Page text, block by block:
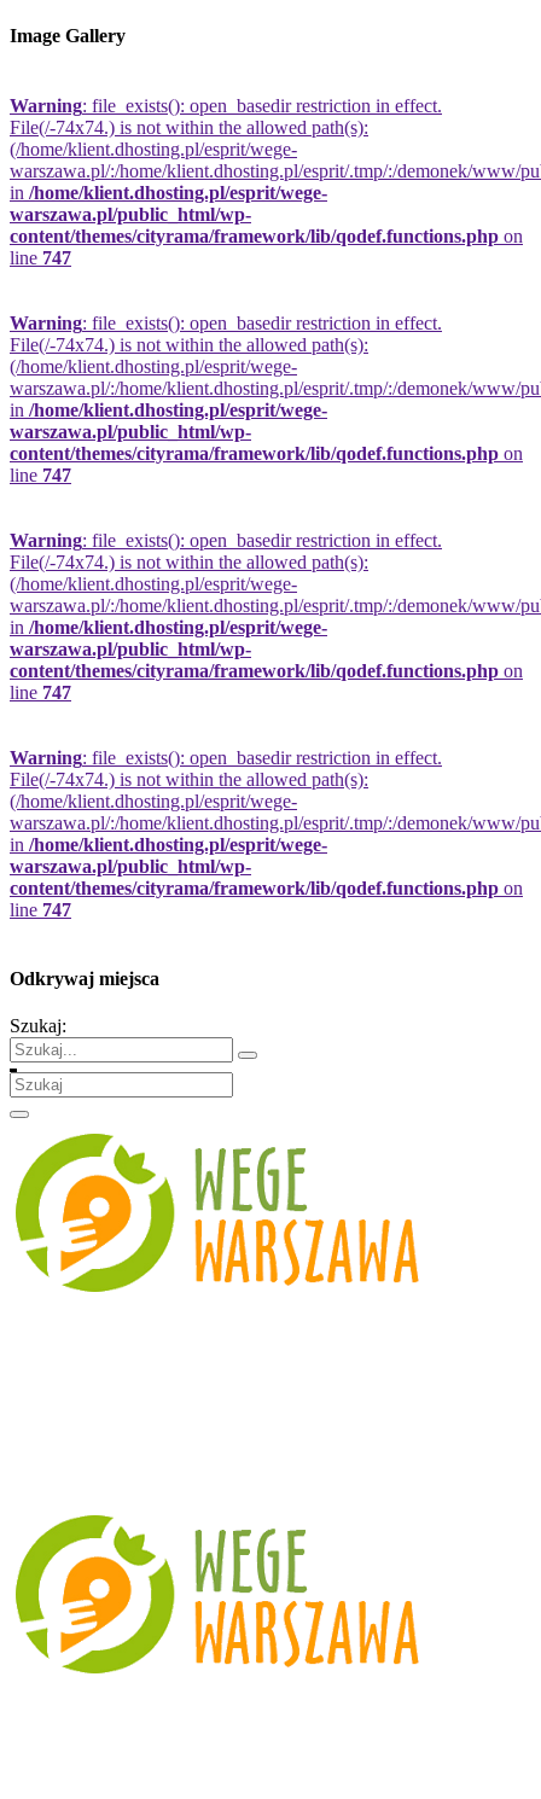
Image Gallery
Warning: file_exists(): open_basedir restriction in effect.
File(/-74x74.) is not within the allowed path(s):
(/home/klient.dhosting.pl/esprit/wege-
warszawa.pl/:/home/klient.dhosting.pl/esprit/.tmp/:/demonek/www/
in /home/klient.dhosting.pl/esprit/wege-
warszawa.pl/public_html/wp-
content/themes/cityrama/framework/lib/qodef.functions.php on
line 747
Warning: file_exists(): open_basedir restriction in effect.
File(/-74x74.) is not within the allowed path(s):
(/home/klient.dhosting.pl/esprit/wege-
warszawa.pl/:/home/klient.dhosting.pl/esprit/.tmp/:/demonek/www/
in /home/klient.dhosting.pl/esprit/wege-
warszawa.pl/public_html/wp-
content/themes/cityrama/framework/lib/qodef.functions.php on
line 747
Warning: file_exists(): open_basedir restriction in effect.
File(/-74x74.) is not within the allowed path(s):
(/home/klient.dhosting.pl/esprit/wege-
warszawa.pl/:/home/klient.dhosting.pl/esprit/.tmp/:/demonek/www/
in /home/klient.dhosting.pl/esprit/wege-
warszawa.pl/public_html/wp-
content/themes/cityrama/framework/lib/qodef.functions.php on
line 747
Warning: file_exists(): open_basedir restriction in effect.
File(/-74x74.) is not within the allowed path(s):
(/home/klient.dhosting.pl/esprit/wege-
warszawa.pl/:/home/klient.dhosting.pl/esprit/.tmp/:/demonek/www/
in /home/klient.dhosting.pl/esprit/wege-
warszawa.pl/public_html/wp-
content/themes/cityrama/framework/lib/qodef.functions.php on
line 747
Odkrywaj miejsca
Szukaj: